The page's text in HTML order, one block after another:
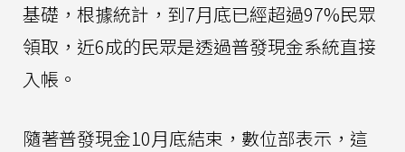
基礎，根據統計，到7月底已經超過97%民眾
領取，近6成的民眾是透過普發現金系統直接
入帳。
隨著普發現金10月底結束，數位部表示，這